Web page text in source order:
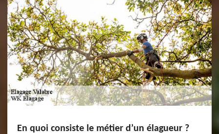
En quoi consiste le métier d’un élagueur ?